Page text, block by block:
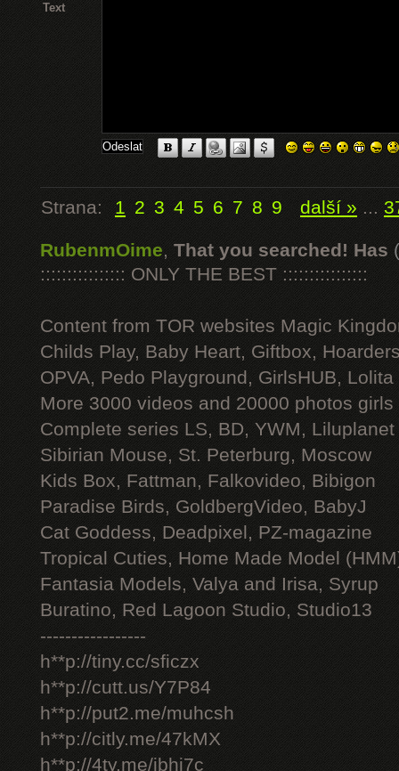
Text
Strana: 1 2 3 4 5 6 7 8 9 další » ...
RubenmOime, That you searched! Has
:::::::::::::::: ONLY THE BEST ::::::::::::::::
Content from TOR websites Magic
Childs Play, Baby Heart, Giftbox,
OPVA, Pedo Playground, GirlsHUB, Lolita
More 3000 videos and 20000 photos
Complete series LS, BD, YWM, Liluplanet
Sibirian Mouse, St. Peterburg, Moscow
Kids Box, Fattman, Falkovideo, Bibigon
Paradise Birds, GoldbergVideo, BabyJ
Cat Goddess, Deadpixel, PZ-magazine
Tropical Cuties, Home Made Model
Fantasia Models, Valya and Irisa, Syrup
Buratino, Red Lagoon Studio, Studio13
-----------------
h**p://tiny.cc/sficzx
h**p://cutt.us/Y7P84
h**p://put2.me/muhcsh
h**p://citly.me/47kMX
h**p://4ty.me/ibhi7c